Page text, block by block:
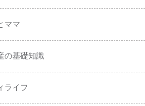
ママ
の基礎知識
ライフ